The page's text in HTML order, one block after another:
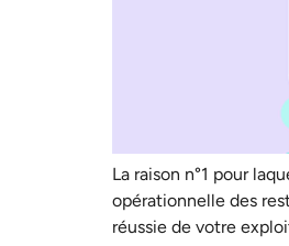
La raison n°1 pour
opérationnelle des
réussie de votre